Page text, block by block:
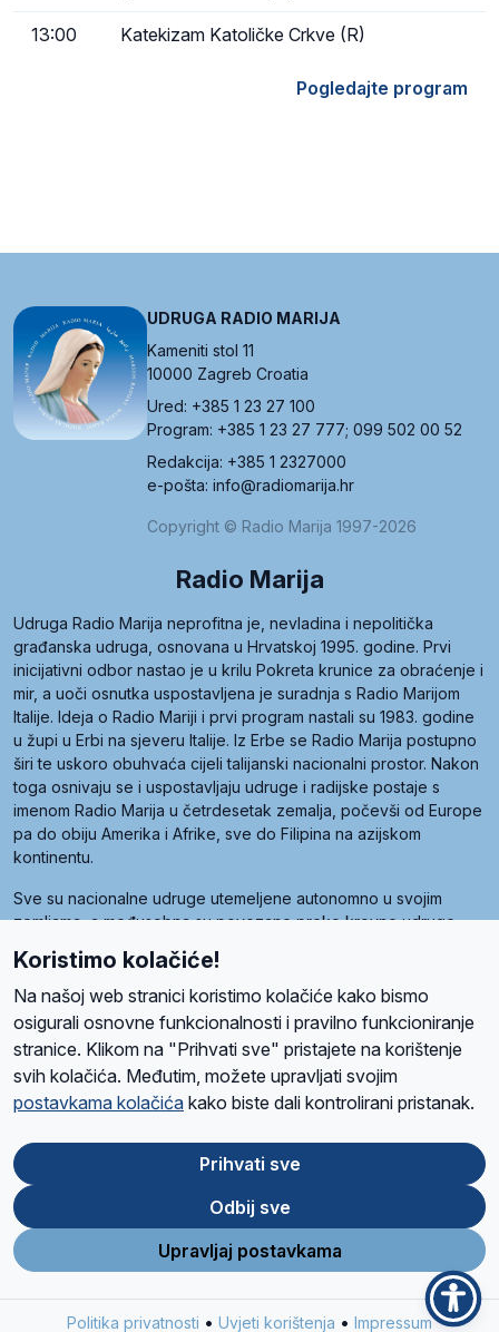
13:00 Katekizam Katoličke Crkve (R)
Pogledajte program
UDRUGA RADIO MARIJA
Kameniti stol 11
10000 Zagreb Croatia
Ured: +385 1 23 27 100
Program: +385 1 23 27 777; 099 502 00 52
Redakcija: +385 1 2327000
e-pošta: info@radiomarija.hr
Copyright © Radio Marija 1997-2026
Radio Marija
Udruga Radio Marija neprofitna je, nevladina i nepolitička
građanska udruga, osnovana u Hrvatskoj 1995. godine. Prvi
inicijativni odbor nastao je u krilu Pokreta krunice za obraćenje i
mir, a uoči osnutka uspostavljena je suradnja s Radio Marijom
Italije. Ideja o Radio Mariji i prvi program nastali su 1983. godine
u župi u Erbi na sjeveru Italije. Iz Erbe se Radio Marija postupno
širi te uskoro obuhvaća cijeli talijanski nacionalni prostor. Nakon
toga osnivaju se i uspostavljaju udruge i radijske postaje s
imenom Radio Marija u četrdesetak zemalja, počevši od Europe
pa do obiju Amerika i Afrike, sve do Filipina na azijskom
kontinentu.
Sve su nacionalne udruge utemeljene autonomno u svojim
zemljama, a međusobna su povezane preko krovne udruge
Radio Maria). Svjetsku obitelj utemeljilo je sedam članica, među
kojima je i hrvatska Udruga Radio Marija.
O namaRadio ProgramVolonteriPrijateljiKontaktPravila privatnosti
Ova stranica je zaštićena Google reCAPTCHA sustavom
Store
Google
Play
Koristimo kolačiće!
Na našoj web stranici koristimo kolačiće kako bismo
osigurali osnovne funkcionalnosti i pravilno funkcioniranje
stranice. Klikom na "Prihvati sve" pristajete na korištenje
svih kolačića. Međutim, možete upravljati svojim
postavkama kolačića kako biste dali kontrolirani pristanak.
Prihvati sve
Odbij sve
Upravljaj postavkama
Politika privatnosti • Uvjeti korištenja • Impressum